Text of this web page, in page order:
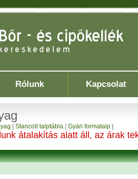
Rólunk Kapcsolat
Stancolt talptábla Gyári formatalp
átalakítás alatt áll, az árak